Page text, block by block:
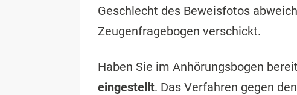
Geschlecht des Beweisfotos
Zeugenfragebogen verschickt.
Haben Sie im Anhörungsbogen
eingestellt. Das Verfahren gegen